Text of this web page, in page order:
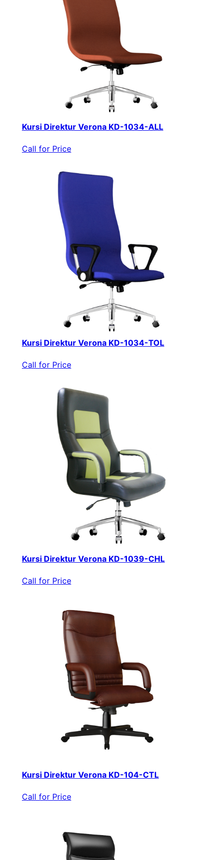
Kursi Direktur Verona KD-1034-ALL
Call for Price
Kursi Direktur Verona KD-1034-TOL
Call for Price
Kursi Direktur Verona KD-1039-CHL
Call for Price
Kursi Direktur Verona KD-104-CTL
Call for Price